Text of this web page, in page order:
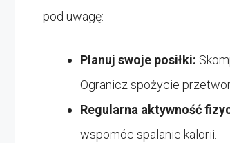
pod uwagę:
Planuj swoje posiłki:
Ogranicz spożycie
Regularna aktywność
wspomóc spalanie kalorii.